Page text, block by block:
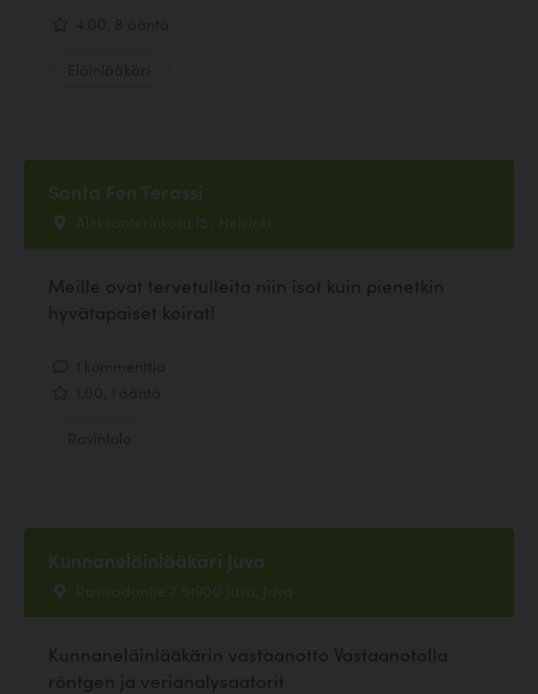
Santa Fen Terassi
Aleksanterinkatu 15 , Helsinki
Meille ovat tervetulleita niin isot kuin pienetkin
hyvätapaiset koirat!
Kunnaneläinlääkäri Juva
Raviradantie 7 51900 Juva, Juva
Kunnaneläinlääkärin vastaanotto Vastaanotolla
röntgen ja verianalysaatorit